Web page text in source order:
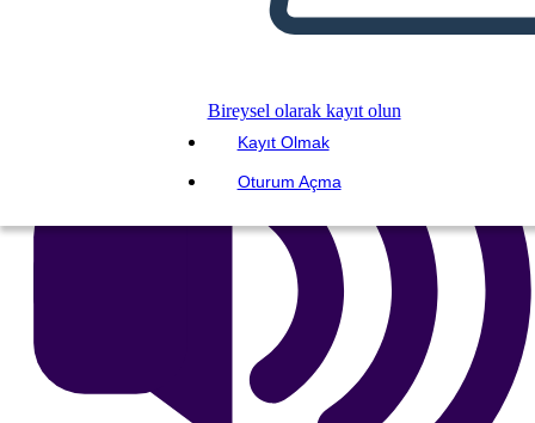
Bireysel olarak kayıt olun
Kayıt Olmak
Oturum Açma
BENİ OKU